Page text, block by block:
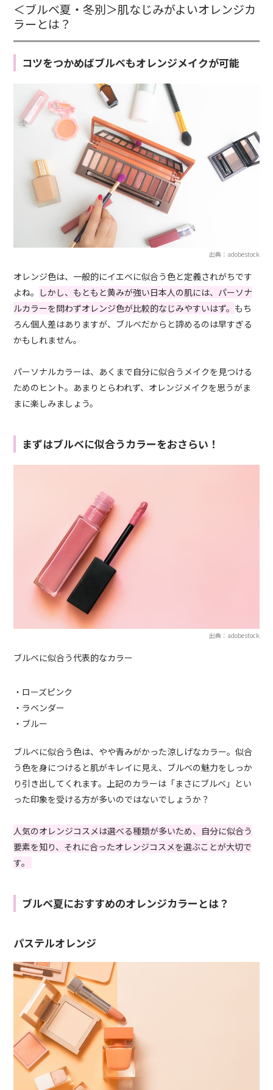
＜ブルベ夏・冬別＞肌なじみがよいオレンジカ
ラーとは？
コツをつかめばブルベもオレンジメイクが可能
出典：adobestock
オレンジ色は、一般的にイエベに似合う色と定義されがちです
よね。 しかし、もともと黄みが強い日本人の肌には、パーソナ
ルカラーを問わずオレンジ色が比較的なじみやすいはず。 もち
ろん個人差はありますが、ブルベだからと諦めるのは早すぎる
かもしれません。
パーソナルカラーは、あくまで自分に似合うメイクを見つける
ためのヒント。あまりとらわれず、オレンジメイクを思うがま
まに楽しみましょう。
まずはブルベに似合うカラーをおさらい！
出典：adobestock
ブルベに似合う代表的なカラー
・ローズピンク
・ラベンダー
・ブルー
ブルベに似合う色は、やや青みがかった涼しげなカラー。似合
う色を身につけると肌がキレイに見え、ブルベの魅力をしっか
り引き出してくれます。上記のカラーは「まさにブルベ」とい
った印象を受ける方が多いのではないでしょうか？
人気のオレンジコスメは選べる種類が多いため、自分に似合う
要素を知り、それに合ったオレンジコスメを選ぶことが大切で
す。
ブルベ夏におすすめのオレンジカラーとは？
パステルオレンジ